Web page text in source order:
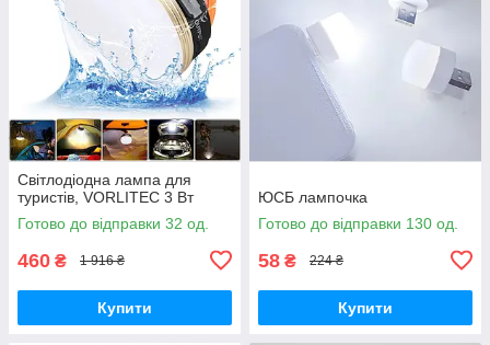
Світлодіодна лампа для
туристів, VORLITEC 3 Вт
Готово до відправки 32 од.
460 ₴ 1 916 ₴
Купити
ЮСБ лампочка
Готово до відправки 130 од.
58 ₴ 224 ₴
Купити